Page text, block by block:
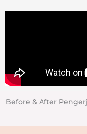
Before & After